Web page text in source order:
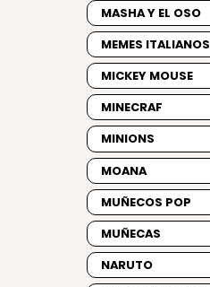
MASHA Y EL OSO
MEMES ITALIANOS
MICKEY MOUSE
MINECRAF
MINIONS
MOANA
MUÑECOS POP
MUÑECAS
NARUTO